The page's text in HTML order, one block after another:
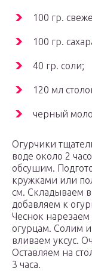
100 гр.
100 гр.
40 гр. соли;
120 мл
черный
Огурчики
воде около 2
обсушим.
кружками или
см. Складываем
добавляем к
Чеснок
огурцам. Солим
вливаем уксус.
Оставляем на
3 часа.